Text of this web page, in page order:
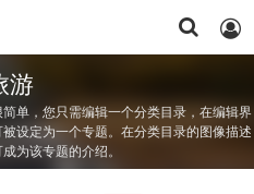
游
单，您只需编辑一个分类目录，在编辑界
设定为一个专题。在分类目录的图像描述
为该专题的介绍。